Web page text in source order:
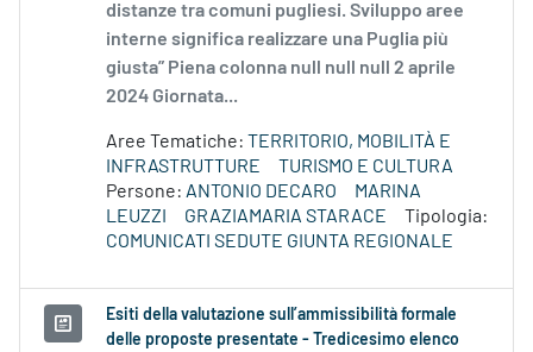
distanze tra comuni pugliesi. Sviluppo aree
interne significa realizzare una Puglia più
giusta” Piena colonna null null null 2 aprile
2024 Giornata...
Aree Tematiche: TERRITORIO, MOBILITÀ E
INFRASTRUTTURE
TURISMO E CULTURA
Persone: ANTONIO DECARO
MARINA
LEUZZI
GRAZIAMARIA STARACE
Tipologia:
COMUNICATI SEDUTE GIUNTA REGIONALE
Esiti della valutazione sull’ammissibilità formale
delle proposte presentate - Tredicesimo elenco